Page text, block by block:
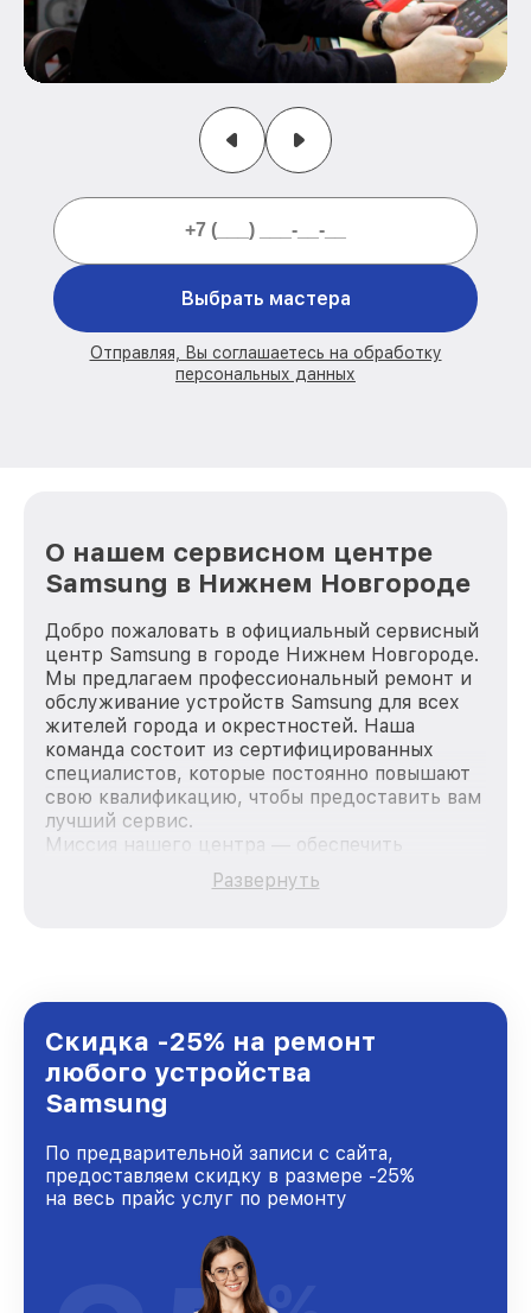
Выбрать мастера
Отправляя, Вы соглашаетесь на обработку
персональных данных
О нашем сервисном центре
Samsung в Нижнем Новгороде
Добро пожаловать в официальный сервисный
центр Samsung в городе Нижнем Новгороде.
Мы предлагаем профессиональный ремонт и
обслуживание устройств Samsung для всех
жителей города и окрестностей. Наша
команда состоит из сертифицированных
специалистов, которые постоянно повышают
свою квалификацию, чтобы предоставить вам
лучший сервис.
Миссия нашего центра — обеспечить
качественный и доступный ремонт для
каждого пользователя продукции Samsung,
городе Нижнем Новгороде, постоянно
повышая уровень доверия и лояльности
наших клиентов.
Развернуть
Скидка -25% на ремонт
любого устройства
Samsung
По предварительной записи с сайта,
предоставляем скидку в размере -25%
на весь прайс услуг по ремонту